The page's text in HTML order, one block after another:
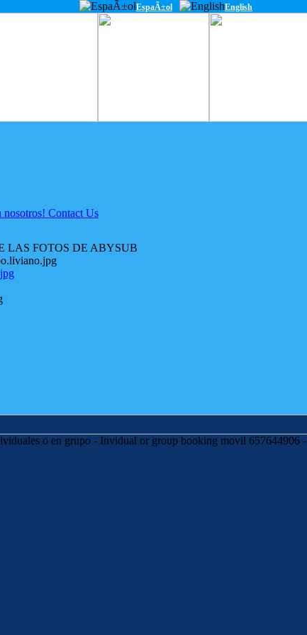
EspaÃ±ol English
LAS FOTOS DE ABYSUB
o en grupo - Invidual or group booking movil 657644906 -